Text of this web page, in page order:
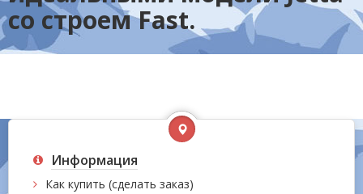
со строем Fast.
Информация
Как купить (сделать заказ)